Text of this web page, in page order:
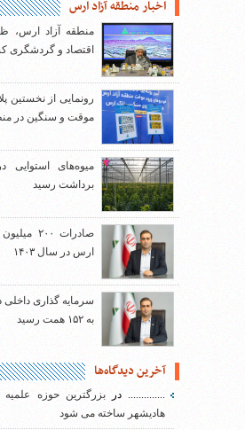
اخبار منطقه آزاد ارس
منطقه آزاد ارس،
اقتصاد و گردشگری
رونمایی از نخستین
موقت و سنگین در
میوه‌های استوایی
برداشت رسید
صادرات
ارس در سال ۱۴۰۳
سرمایه گذاری
به ۱۵۲ همت رسید
آخرین دیدگاه‌ها
..............دربزرگترین حوزه علمیه
هادیشهر ساخته می شود